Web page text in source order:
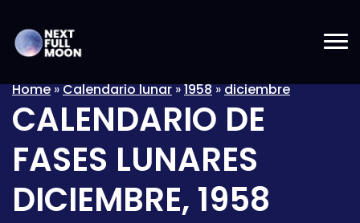
Home»Calendario lunar»1958»diciembre
CALENDARIO DE
FASES LUNARES
DICIEMBRE, 1958